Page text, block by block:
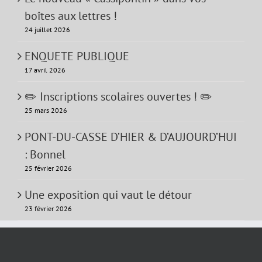
boîtes aux lettres !
24 juillet 2026
ENQUETE PUBLIQUE
17 avril 2026
✏️ Inscriptions scolaires ouvertes ! ✏️
25 mars 2026
PONT-DU-CASSE D’HIER & D’AUJOURD’HUI
: Bonnel
25 février 2026
Une exposition qui vaut le détour
23 février 2026